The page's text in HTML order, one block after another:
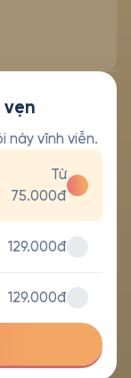
vẹn
này vĩnh viễn.
Từ
75.000đ
129.000đ
129.000đ